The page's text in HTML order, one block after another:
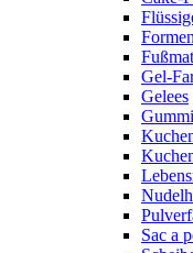
Gel-
Gelees
Sac a